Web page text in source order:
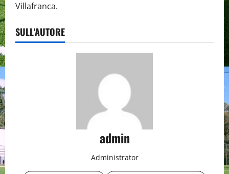
Villafranca.
SULL'AUTORE
admin
Administrator